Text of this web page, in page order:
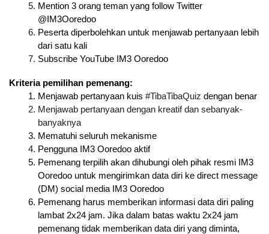
Mention 3 orang teman yang follow Twitter
@IM3Ooredoo
Peserta diperbolehkan untuk menjawab pertanyaan lebih
dari satu kali
Subscribe YouTube IM3 Ooredoo
Kriteria pemilihan pemenang:
Menjawab pertanyaan kuis #TibaTibaQuiz dengan benar
Menjawab pertanyaan dengan kreatif dan sebanyak-
banyaknya
Mematuhi seluruh mekanisme
Pengguna IM3 Ooredoo aktif
Pemenang terpilih akan dihubungi oleh pihak resmi IM3
Ooredoo untuk mengirimkan data diri ke direct message
(DM) social media IM3 Ooredoo
Pemenang harus memberikan informasi data diri paling
lambat 2x24 jam. Jika dalam batas waktu 2x24 jam
pemenang tidak memberikan data diri yang diminta,